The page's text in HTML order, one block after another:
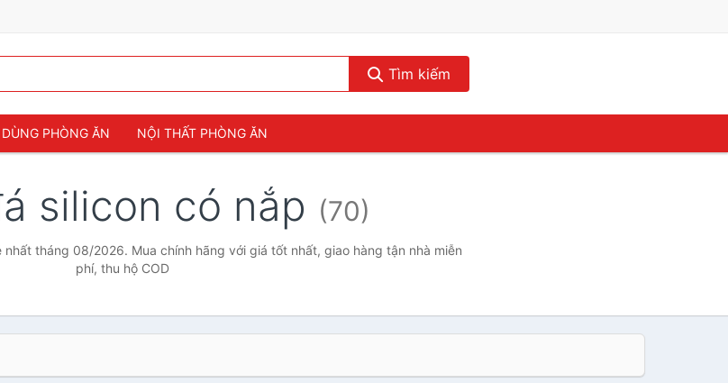
Tìm kiếm
PHÒNG ĂN NỘI THẤT PHÒNG ĂN
silicon có nắp (70)
tháng 08/2026. Mua chính hãng với giá tốt nhất, giao hàng tận nhà miễn
phí, thu hộ COD